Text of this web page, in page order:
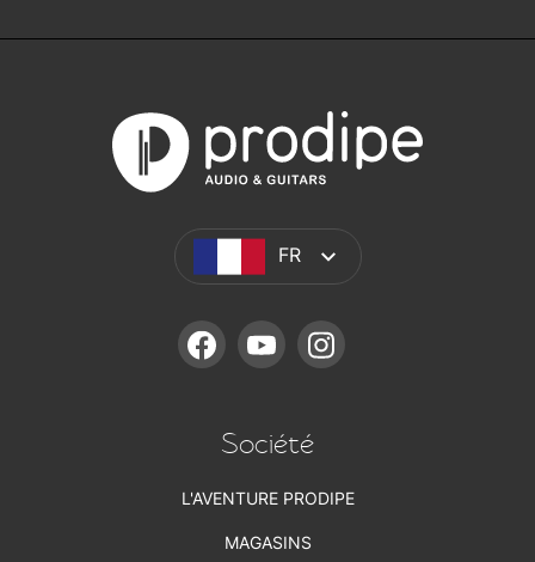
FR
FACEBOOKYOUTUBE
Société
L'AVENTURE PRODIPE
MAGASINS